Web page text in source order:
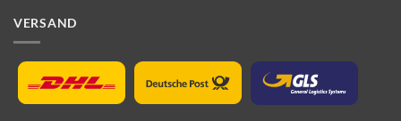
VERSAND